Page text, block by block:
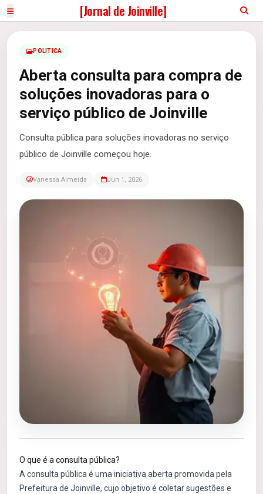
[Jornal de Joinville]
POLITICA
Aberta consulta para compra de
soluções inovadoras para o
serviço público de Joinville
Consulta pública para soluções inovadoras no serviço
público de Joinville começou hoje.
Vanessa Almeida Jun 1, 2026
O que é a consulta pública?
A consulta pública é uma iniciativa aberta promovida pela
Prefeitura de Joinville, cujo objetivo é coletar sugestões e